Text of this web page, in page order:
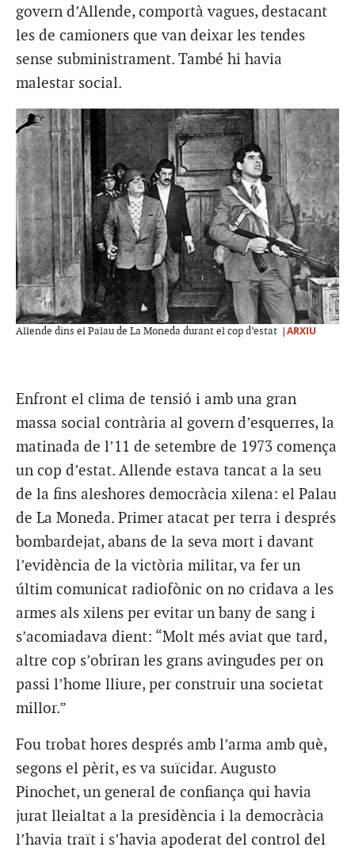
govern d’Allende, comportà vagues, destacant
les de camioners que van deixar les tendes
sense subministrament. També hi havia
malestar social.
Allende dins el Palau de La Moneda durant el cop d’estat |ARXIU
Enfront el clima de tensió i amb una gran
massa social contrària al govern d’esquerres, la
matinada de l’11 de setembre de 1973 comença
un cop d’estat. Allende estava tancat a la seu
de la fins aleshores democràcia xilena: el Palau
de La Moneda. Primer atacat per terra i després
bombardejat, abans de la seva mort i davant
l’evidència de la victòria militar, va fer un
últim comunicat radiofònic on no cridava a les
armes als xilens per evitar un bany de sang i
s’acomiadava dient: “Molt més aviat que tard,
altre cop s’obriran les grans avingudes per on
passi l’home lliure, per construir una societat
millor.”
Fou trobat hores després amb l’arma amb què,
segons el pèrit, es va suïcidar. Augusto
Pinochet, un general de confiança qui havia
jurat lleialtat a la presidència i la democràcia
l’havia traït i s’havia apoderat del control del